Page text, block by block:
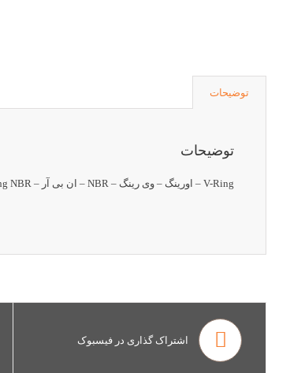
توضیحات
توضیحات
V-Ring – اورینگ – وی رینگ – NBR – ان بی آر – V-Ring NBR
اشتراک گذاری در فیسبوک